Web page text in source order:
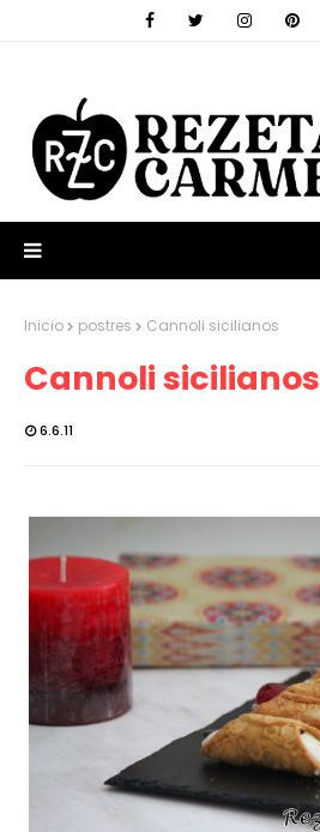
Inicio postres Cannoli sicilianos
Cannoli sicilianos
6.6.11